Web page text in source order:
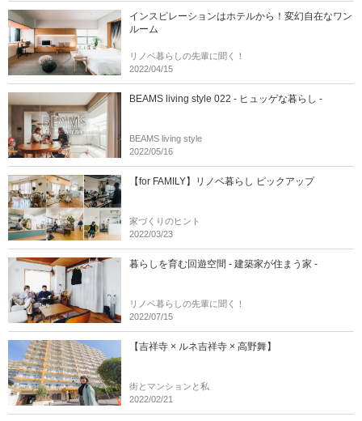
インスピレーションはホテルから！変幻自在なワン
ルーム
リノベ暮らしの先輩に聞く！
2022/04/15
BEAMS living style 022 - ヒュッゲな暮らし -
BEAMS living style
2022/05/16
【for FAMILY】リノベ暮らし ピックアップ
家づくりのヒント
2022/03/23
暮らしを育む回遊空間 - 建築家が住まう家 -
リノベ暮らしの先輩に聞く！
2022/07/15
【吉祥寺 × ルネ吉祥寺 × 高野舞】
街とマンションと私
2022/02/21